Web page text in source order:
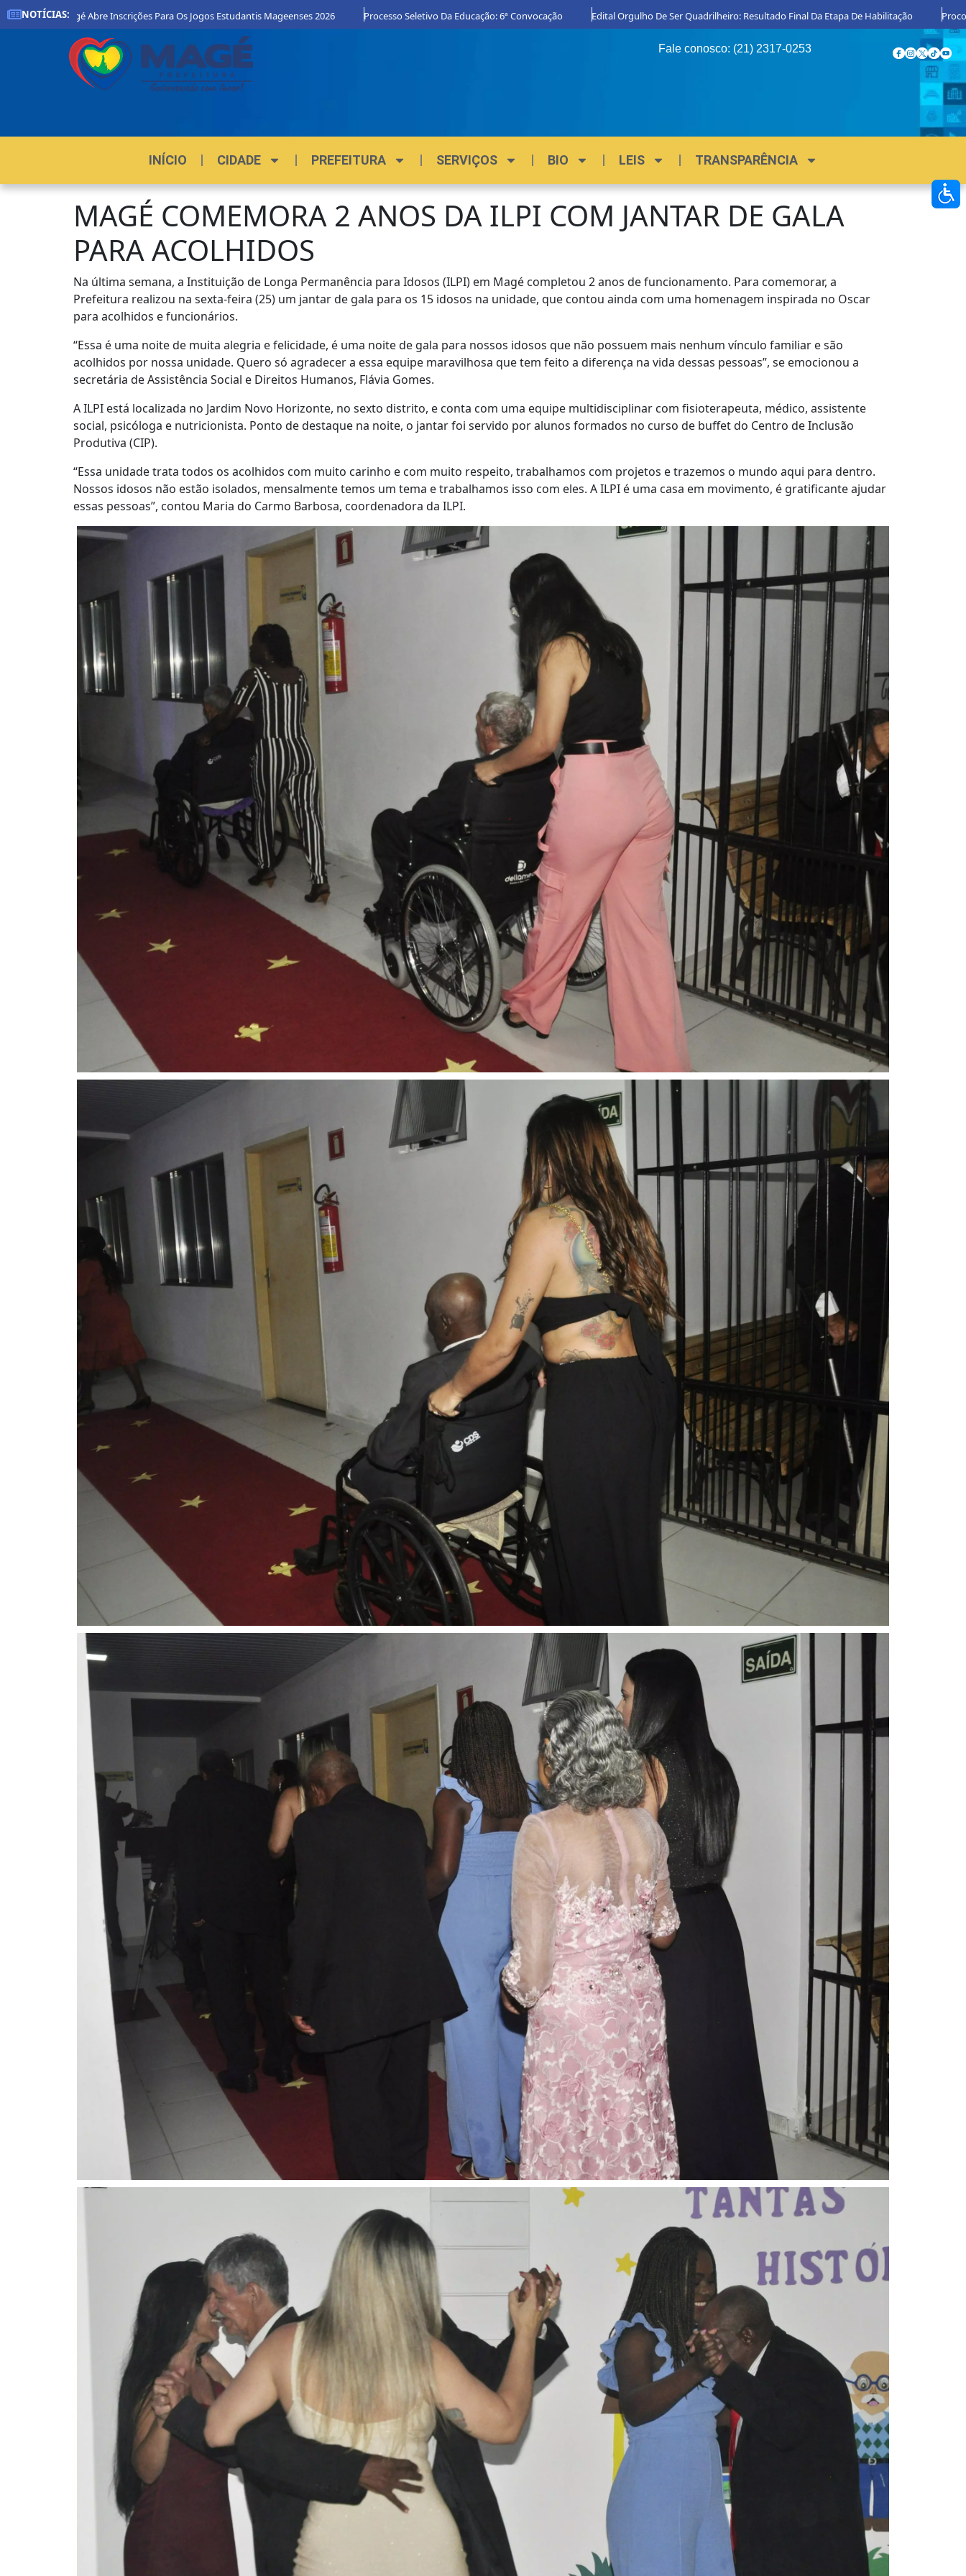
NOTÍCIAS:
Magé Abre Inscrições Para Os Jogos Estudantis Mageenses 2026 Processo Seletivo Da Educação: 6ª Convocação Edital Orgulho De Ser Quadrilheiro: Resultado Final Da Etapa De Habilitação Procon Magé
Fale conosco: (21) 2317-0253
INÍCIO CIDADE PREFEITURA SERVIÇOS BIO LEIS TRANSPARÊNCIA
MAGÉ COMEMORA 2 ANOS DA ILPI COM JANTAR DE GALA
PARA ACOLHIDOS
Na última semana, a Instituição de Longa Permanência para Idosos (ILPI) em Magé completou 2 anos de funcionamento. Para comemorar, a
Prefeitura realizou na sexta-feira (25) um jantar de gala para os 15 idosos na unidade, que contou ainda com uma homenagem inspirada no Oscar
para acolhidos e funcionários.
“Essa é uma noite de muita alegria e felicidade, é uma noite de gala para nossos idosos que não possuem mais nenhum vínculo familiar e são
acolhidos por nossa unidade. Quero só agradecer a essa equipe maravilhosa que tem feito a diferença na vida dessas pessoas”, se emocionou a
secretária de Assistência Social e Direitos Humanos, Flávia Gomes.
A ILPI está localizada no Jardim Novo Horizonte, no sexto distrito, e conta com uma equipe multidisciplinar com fisioterapeuta, médico, assistente
social, psicóloga e nutricionista. Ponto de destaque na noite, o jantar foi servido por alunos formados no curso de buffet do Centro de Inclusão
Produtiva (CIP).
“Essa unidade trata todos os acolhidos com muito carinho e com muito respeito, trabalhamos com projetos e trazemos o mundo aqui para dentro.
Nossos idosos não estão isolados, mensalmente temos um tema e trabalhamos isso com eles. A ILPI é uma casa em movimento, é gratificante ajudar
essas pessoas”, contou Maria do Carmo Barbosa, coordenadora da ILPI.